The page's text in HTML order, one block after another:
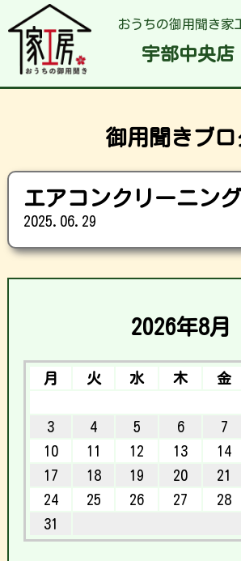
おうちの御用聞き家
宇部中央店
御用聞きブロ
エアコンクリーニング
2025.06.29
2026年8月
月 火 水 木 金
3
4 5 6 7
10
11 12 13 14
17
18 19 20 21
24
25 26 27 28
31